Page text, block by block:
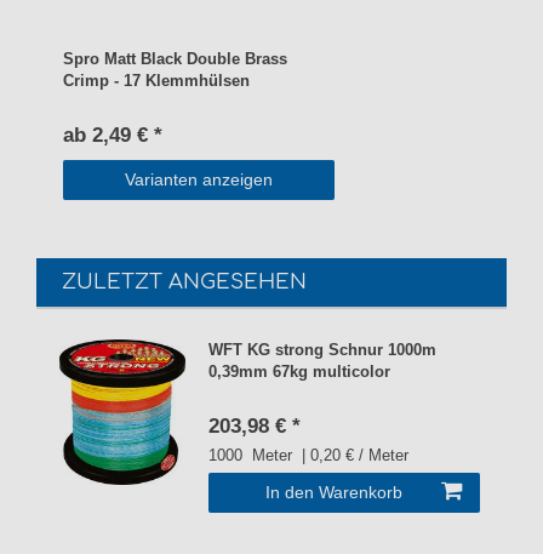
Spro Matt Black Double Brass
Crimp - 17 Klemmhülsen
ab 2,49 € *
Varianten anzeigen
ZULETZT ANGESEHEN
WFT KG strong Schnur 1000m
0,39mm 67kg multicolor
203,98 € *
1000 Meter | 0,20 € / Meter
In den Warenkorb